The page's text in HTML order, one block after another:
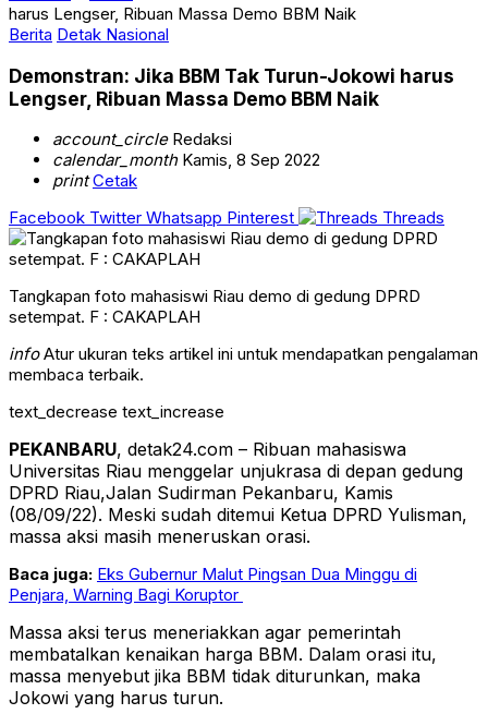
harus Lengser, Ribuan Massa Demo BBM Naik
Berita Detak Nasional
Demonstran: Jika BBM Tak Turun-Jokowi harus
Lengser, Ribuan Massa Demo BBM Naik
account_circleRedaksi
calendar_monthKamis, 8 Sep 2022
print Cetak
Facebook Twitter Whatsapp Pinterest Threads
Tangkapan foto mahasiswi Riau demo di gedung DPRD
setempat. F : CAKAPLAH
infoAtur ukuran teks artikel ini untuk mendapatkan pengalaman
membaca terbaik.
text_decrease text_increase
PEKANBARU, detak24.com – Ribuan mahasiswa
Universitas Riau menggelar unjukrasa di depan gedung
DPRD Riau,Jalan Sudirman Pekanbaru, Kamis
(08/09/22). Meski sudah ditemui Ketua DPRD Yulisman,
massa aksi masih meneruskan orasi.
Baca juga: Eks Gubernur Malut Pingsan Dua Minggu di
Penjara, Warning Bagi Koruptor
Massa aksi terus meneriakkan agar pemerintah
membatalkan kenaikan harga BBM. Dalam orasi itu,
massa menyebut jika BBM tidak diturunkan, maka
Jokowi yang harus turun.